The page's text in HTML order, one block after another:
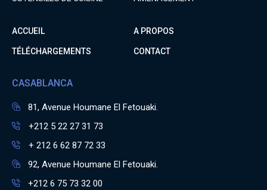
ACCUEIL A PROPOS
TÉLÉCHARGEMENTS CONTACT
CASABLANCA
81, Avenue Houmane El Fetouaki.
+212 5 22 27 31 73
+ 212 6 62 87 72 33
92, Avenue Houmane El Fetouaki.
+212 6 75 73 32 00